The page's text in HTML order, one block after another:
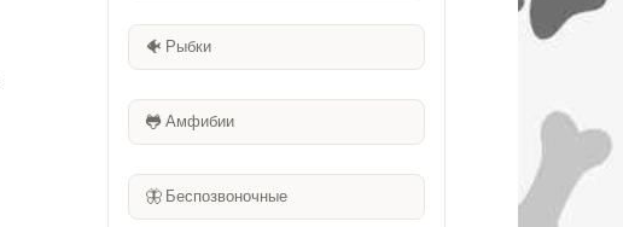
🐠 Рыбки
🐸 Амфибии
🦋 Беспозвоночные